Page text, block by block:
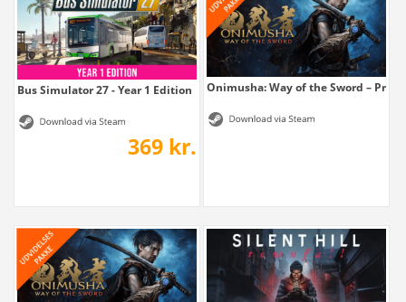
Bus Simulator 27 - Year 1 Edition
369 kr.
Onimusha: Way of the Sword –